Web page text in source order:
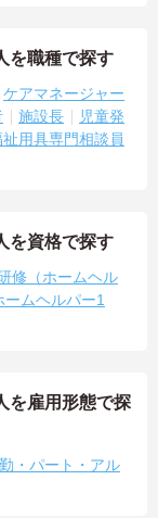
を職種で探す
ケアマネージャー
施設長
児童発
祉用具専門相談員
を資格で探す
修（ホームヘル
ムヘルパー1
を雇用形態で探
・パート・アル